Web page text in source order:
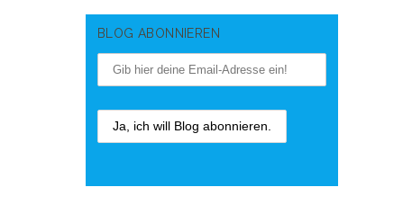
BLOG ABONNIEREN